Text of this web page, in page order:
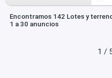
Encontramos 142 Lotes y
1 a 30 anuncios
1 /